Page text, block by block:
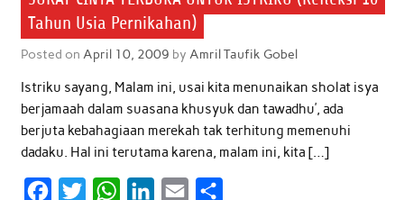
Tahun Usia Pernikahan)
Posted on April 10, 2009 by Amril Taufik Gobel
Istriku sayang, Malam ini, usai kita menunaikan sholat isya
berjamaah dalam suasana khusyuk dan tawadhu’, ada
berjuta kebahagiaan merekah tak terhitung memenuhi
dadaku. Hal ini terutama karena, malam ini, kita […]
W